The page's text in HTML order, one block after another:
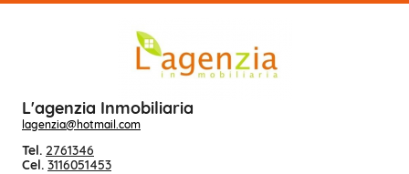
L'agenzia Inmobiliaria
lagenzia@hotmail.com
Tel. 2761346
Cel. 3116051453